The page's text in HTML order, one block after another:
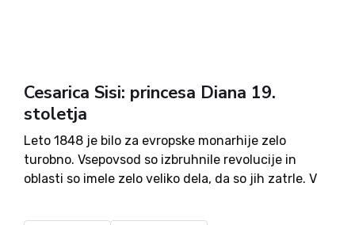
Cesarica Sisi: princesa Diana 19.
stoletja
Leto 1848 je bilo za evropske monarhije zelo
turobno. Vsepovsod so izbruhnile revolucije in
oblasti so imele zelo veliko dela, da so jih zatrle. V
I. in ustoličenje novega, nam vsem znanega